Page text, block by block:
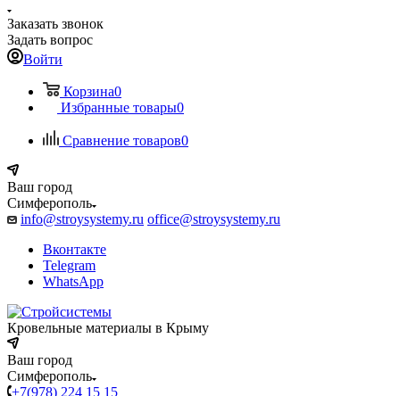
Заказать звонок
Задать вопрос
Войти
Корзина0
Избранные товары0
Сравнение товаров0
Ваш город
Симферополь
info@stroysystemy.ru office@stroysystemy.ru
Вконтакте
Telegram
WhatsApp
Кровельные материалы в Крыму
Ваш город
Симферополь
+7(978) 224 15 15